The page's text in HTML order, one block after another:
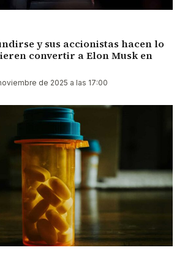
y sus accionistas hacen lo
convertir a Elon Musk en
de 2025 a las 17:00